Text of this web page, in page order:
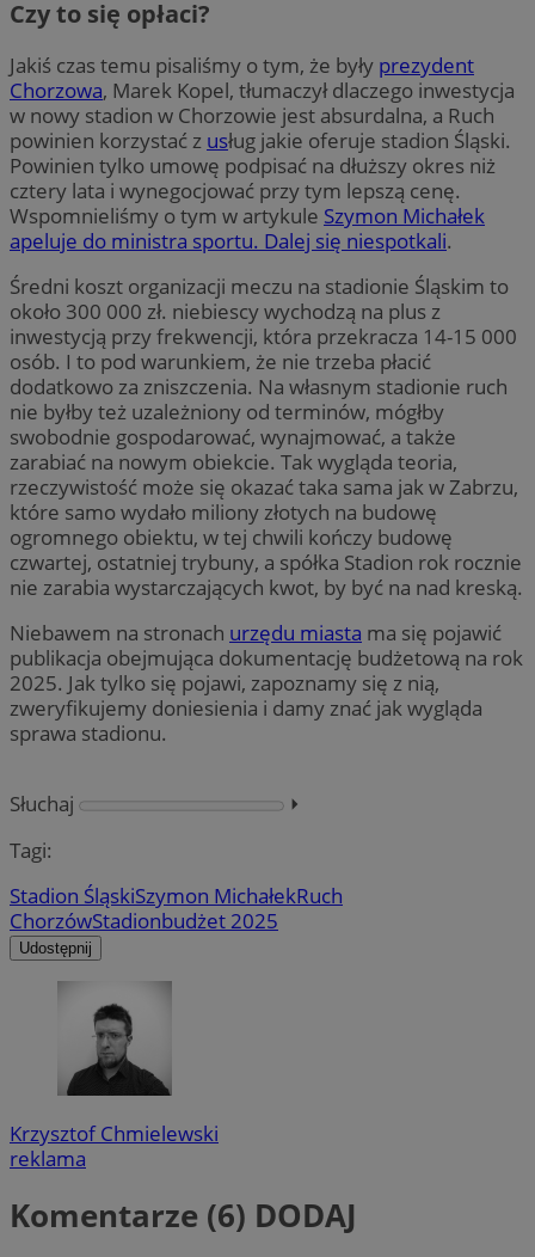
Czy to się opłaci?
Jakiś czas temu pisaliśmy o tym, że były prezydent
Chorzowa, Marek Kopel, tłumaczył dlaczego inwestycja
w nowy stadion w Chorzowie jest absurdalna, a Ruch
powinien korzystać z usług jakie oferuje stadion Śląski.
Powinien tylko umowę podpisać na dłuższy okres niż
cztery lata i wynegocjować przy tym lepszą cenę.
Wspomnieliśmy o tym w artykule Szymon Michałek
apeluje do ministra sportu. Dalej się niespotkali.
Średni koszt organizacji meczu na stadionie Śląskim to
około 300 000 zł. niebiescy wychodzą na plus z
inwestycją przy frekwencji, która przekracza 14-15 000
osób. I to pod warunkiem, że nie trzeba płacić
dodatkowo za zniszczenia. Na własnym stadionie ruch
nie byłby też uzależniony od terminów, mógłby
swobodnie gospodarować, wynajmować, a także
zarabiać na nowym obiekcie. Tak wygląda teoria,
rzeczywistość może się okazać taka sama jak w Zabrzu,
które samo wydało miliony złotych na budowę
ogromnego obiektu, w tej chwili kończy budowę
czwartej, ostatniej trybuny, a spółka Stadion rok rocznie
nie zarabia wystarczających kwot, by być na nad kreską.
Niebawem na stronach urzędu miasta ma się pojawić
publikacja obejmująca dokumentację budżetową na rok
2025. Jak tylko się pojawi, zapoznamy się z nią,
zweryfikujemy doniesienia i damy znać jak wygląda
sprawa stadionu.
Słuchaj
⏵︎
Tagi:
Stadion ŚląskiSzymon MichałekRuch
ChorzówStadionbudżet 2025
Udostępnij
Krzysztof Chmielewski
reklama
Komentarze (6) DODAJ